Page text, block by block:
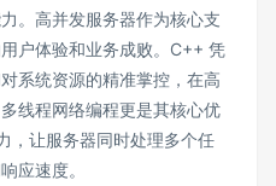
。高并发服务器作为核心支
户体验和业务成败。C++ 凭
系统资源的精准掌控，在高
线程网络编程更是其核心优
，让服务器同时处理多个任
应速度。